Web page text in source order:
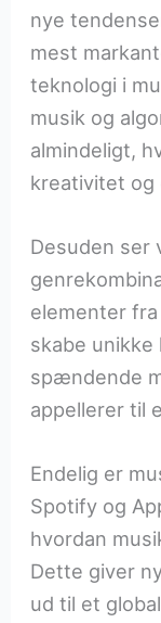
nye
mest
teknologi i
musik og
almindeligt,
kreativitet og
Desuden ser
elementer
skabe
spændende
appellerer til
Endelig er
Spotify og
hvordan
Dette giver
ud til et